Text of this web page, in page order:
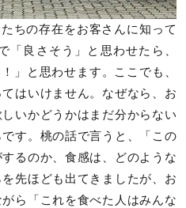
ちの存在をお客さんに知って
「良さそう」と思わせたら、
」と思わせます。ここでも、
はいけません。なぜなら、お
いかどうかはまだ分からない
す。桃の話で言うと、「この
るのか、食感は、どのような
先ほども出てきましたが、お
ら「これを食べた人はみんな